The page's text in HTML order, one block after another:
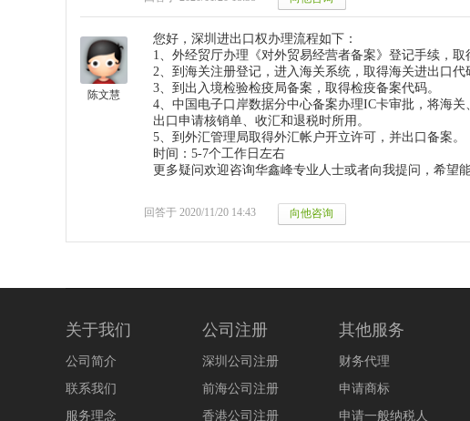
陈文慧
您好，深圳进出口权办理流程如下：
1、外经贸厅办理《对外贸易经营者备案》登记手续，取
2、到海关注册登记，进入海关系统，取得海关进出口
3、到出入境检验检疫局备案，取得检疫备案代码。
4、中国电子口岸数据分中心备案办理IC卡审批，将海
出口申请核销单、收汇和退税时所用。
5、到外汇管理局取得外汇帐户开立许可，并出口备案。
时间：5-7个工作日左右
更多疑问欢迎咨询华鑫峰专业人士或者向我提问，希望
回答于 2020/11/20 14:43
关于我们
公司简介
联系我们
服务理念
公司注册
深圳公司注册
前海公司注册
香港公司注册
其他服务
财务代理
申请商标
申请一般纳税人